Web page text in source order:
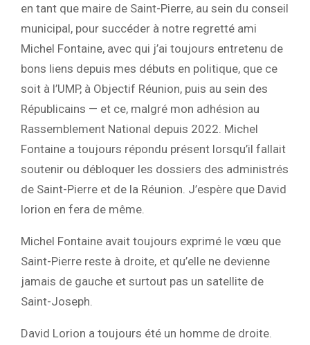
en tant que maire de Saint-Pierre, au sein du conseil
municipal, pour succéder à notre regretté ami
Michel Fontaine, avec qui j’ai toujours entretenu de
bons liens depuis mes débuts en politique, que ce
soit à l’UMP, à Objectif Réunion, puis au sein des
Républicains — et ce, malgré mon adhésion au
Rassemblement National depuis 2022. Michel
Fontaine a toujours répondu présent lorsqu’il fallait
soutenir ou débloquer les dossiers des administrés
de Saint-Pierre et de la Réunion. J’espère que David
lorion en fera de même.
Michel Fontaine avait toujours exprimé le vœu que
Saint-Pierre reste à droite, et qu’elle ne devienne
jamais de gauche et surtout pas un satellite de
Saint-Joseph.
David Lorion a toujours été un homme de droite.